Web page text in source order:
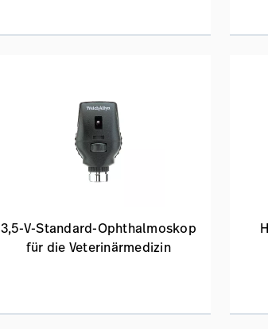
3,5-V-Standard-Ophthalmoskop
für die Veterinärmedizin